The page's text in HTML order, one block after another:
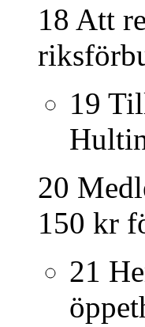
18 Att
19
20
150 kr
21